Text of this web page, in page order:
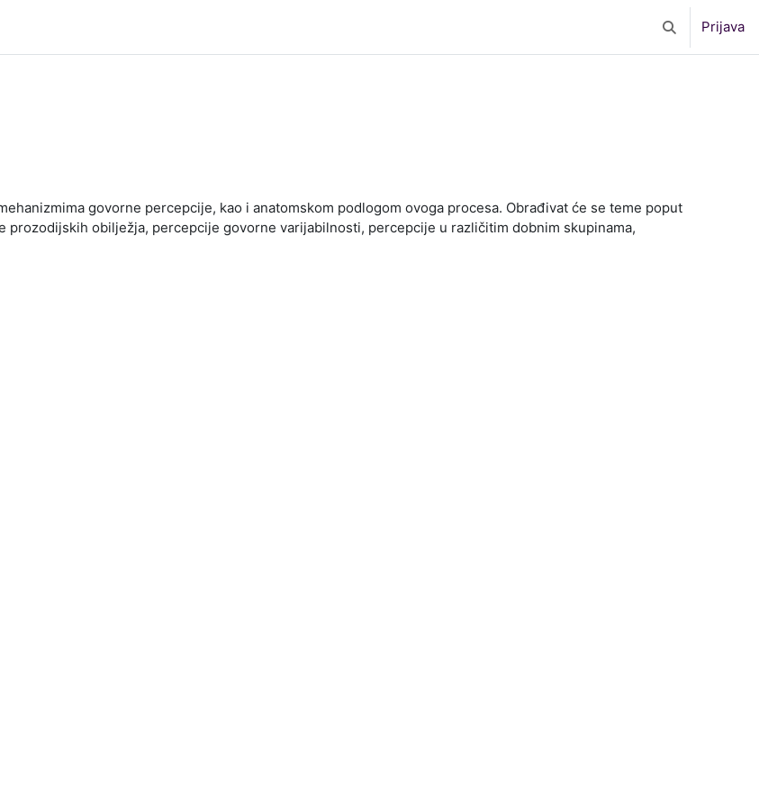
Toggle search
Prijava
govorne percepcije, kao i anatomskom podlogom ovoga procesa. Obrađivat će se teme poput
obilježja, percepcije govorne varijabilnosti, percepcije u različitim dobnim skupinama,